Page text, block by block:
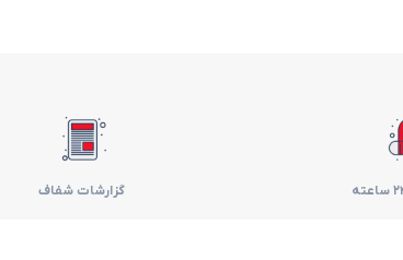
گوشتکوب برقی
گزارشات شفاف